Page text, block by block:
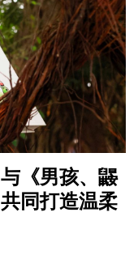
《男孩、鼹
同打造温柔